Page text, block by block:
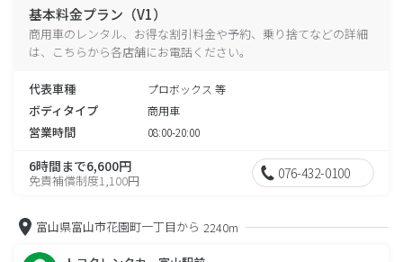
基本料金プラン（V1）
商用車のレンタル、お得な割引料金や予約、乗り捨てなどの詳細
は、こちらから各店舗にお電話ください。
代表車種 プロボックス 等
ボディタイプ 商用車
営業時間 08:00-20:00
6時間まで6,600円
免責補償制度1,100円 076-432-0100
富山県富山市花園町一丁目から 2240m